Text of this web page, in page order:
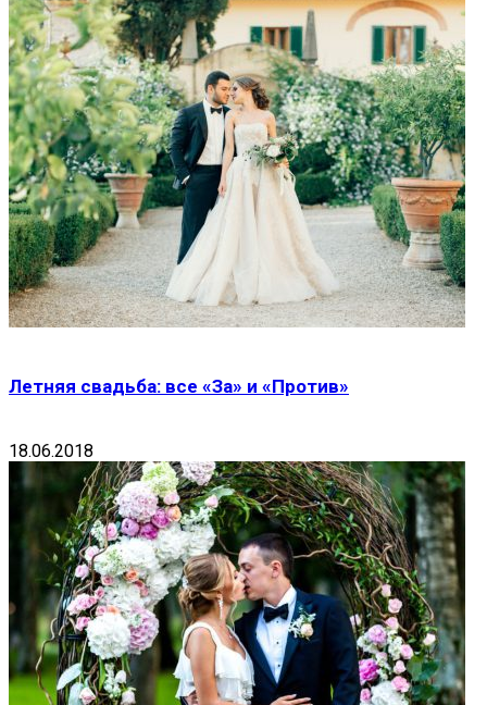
Летняя свадьба: все «За» и «Против»
18.06.2018